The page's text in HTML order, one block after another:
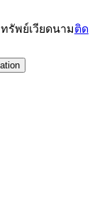
รัพย์เวียดนามติด